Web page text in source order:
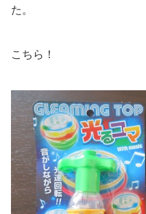
た。
こちら！